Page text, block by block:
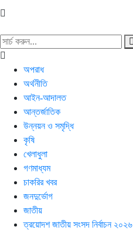
অপরাধ
অর্থনীতি
আইন-আদালত
আন্তর্জাতিক
উন্নয়ন ও সমৃদ্ধি
কৃষি
খেলাধুলা
গণমাধ্যম
চাকরির খবর
জনদুর্ভোগ
জাতীয়
ত্রয়োদশ জাতীয় সংসদ নির্বাচন ২০২৬